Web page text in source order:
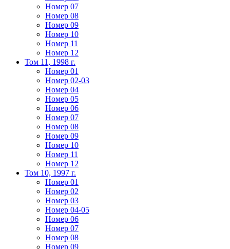
Номер 07
Номер 08
Номер 09
Номер 10
Номер 11
Номер 12
Том 11, 1998 г.
Номер 01
Номер 02-03
Номер 04
Номер 05
Номер 06
Номер 07
Номер 08
Номер 09
Номер 10
Номер 11
Номер 12
Том 10, 1997 г.
Номер 01
Номер 02
Номер 03
Номер 04-05
Номер 06
Номер 07
Номер 08
Номер 09